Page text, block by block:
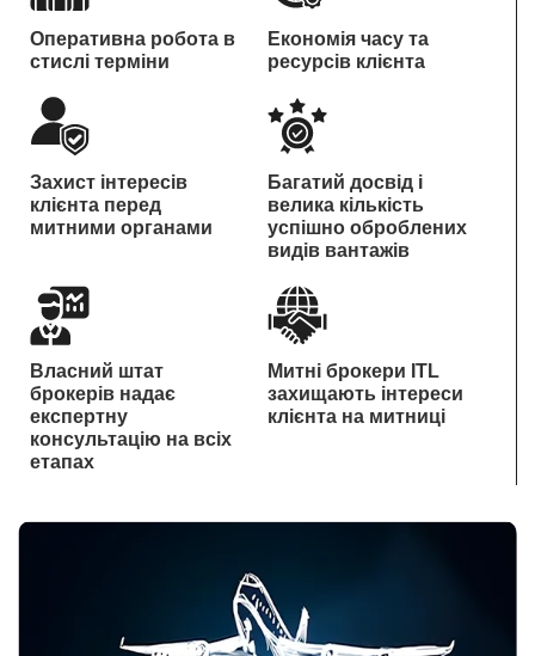
Оперативна робота в
стислі терміни
Економія часу та
ресурсів клієнта
Захист інтересів
клієнта перед
митними органами
Багатий досвід і
велика кількість
успішно оброблених
видів вантажів
Власний штат
брокерів надає
експертну
консультацію на всіх
етапах
Митні брокери ITL
захищають інтереси
клієнта на митниці